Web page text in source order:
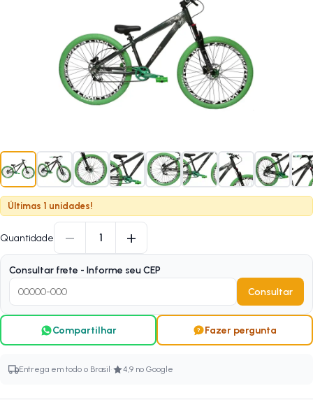
Últimas 1 unidades!
Quantidade − 1 +
Consultar frete - Informe seu CEP
Consultar
Compartilhar Fazer pergunta
Entrega em todo o Brasil · 4,9 no Google